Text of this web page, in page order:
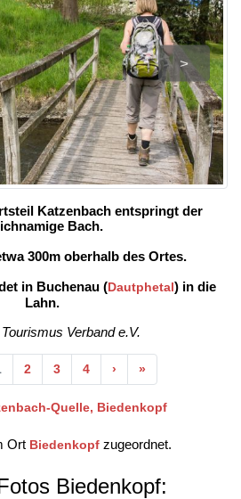
>
Katzenbach entspringt der
Bach.
300m oberhalb des Ortes.
in Buchenau (Dautphetal) in die
Lahn.
Verband e.V.
2 3 4 ›Nächste
»Ende
Quelle, Biedenkopf
Ort Biedenkopf zugeordnet.
Biedenkopf: